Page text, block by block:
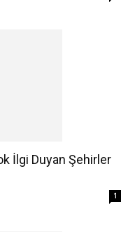
İlgi Duyan Şehirler
1